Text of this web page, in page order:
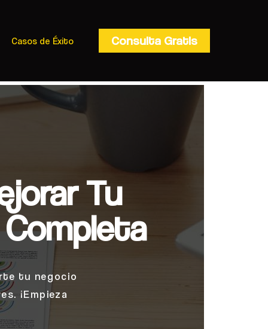
Casos de Éxito Consulta Gratis
Tu
tu negocio
¡Empieza